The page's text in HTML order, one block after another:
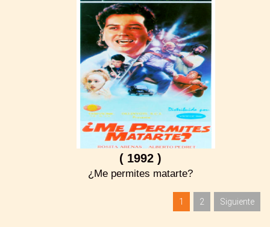
( 1992 )
¿Me permites matarte?
1 2 Siguiente